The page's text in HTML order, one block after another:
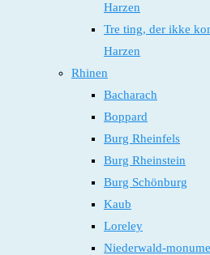
Harzen
Tre ting, der ikke
Harzen
Rhinen
Bacharach
Boppard
Burg Rheinfels
Burg Rheinstein
Burg Schönburg
Kaub
Loreley
Niederwald-